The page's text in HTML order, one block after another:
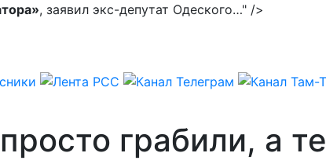
, заявил экс-депутат Одеского…" />
грабили, а